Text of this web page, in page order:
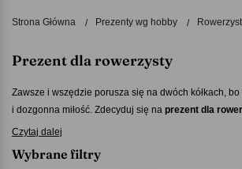
Strona Główna Prezenty wg hobby
Prezent dla rowerzysty
Zawsze i wszędzie porusza się na dwóch kółkach,
i dozgonna miłość. Zdecyduj się na prezent dla
stworzyliśmy właśnie z myślą o takich pozytywnie
prezent dla rowerzysty
Czytaj dalej
Wybrane filtry